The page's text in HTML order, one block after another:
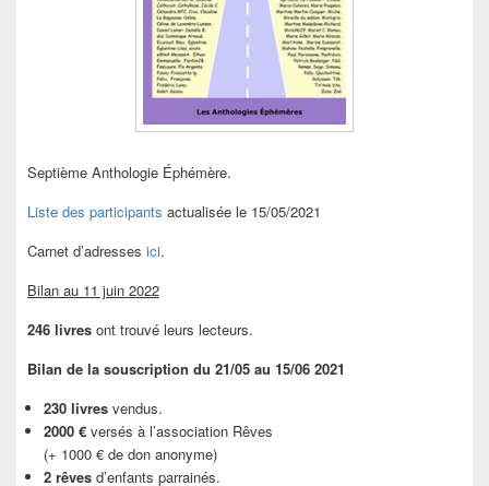
Septième Anthologie Éphémère.
Liste des participants actualisée le 15/05/2021
Carnet d’adresses ici.
Bilan au 11 juin 2022
246 livres ont trouvé leurs lecteurs.
Bilan de la souscription du 21/05 au 15/06 2021
230 livres vendus.
2000 € versés à l’association Rêves
(+ 1000 € de don anonyme)
2 rêves d’enfants parrainés.